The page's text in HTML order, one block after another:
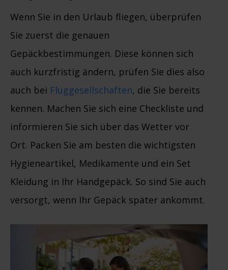
Wenn Sie in den Urlaub fliegen, überprüfen
Sie zuerst die genauen
Gepäckbestimmungen. Diese können sich
auch kurzfristig ändern, prüfen Sie dies also
auch bei Fluggesellschaften, die Sie bereits
kennen. Machen Sie sich eine Checkliste und
informieren Sie sich über das Wetter vor
Ort. Packen Sie am besten die wichtigsten
Hygieneartikel, Medikamente und ein Set
Kleidung in Ihr Handgepäck. So sind Sie auch
versorgt, wenn Ihr Gepäck später ankommt.